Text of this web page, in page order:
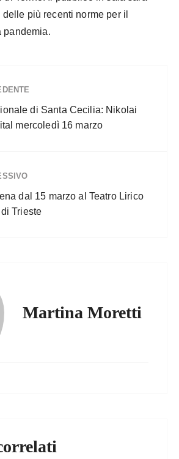
più recenti norme per il
pandemia.
di Santa Cecilia: Nikolai
mercoledì 16 marzo
dal 15 marzo al Teatro Lirico
Trieste
Martina Moretti